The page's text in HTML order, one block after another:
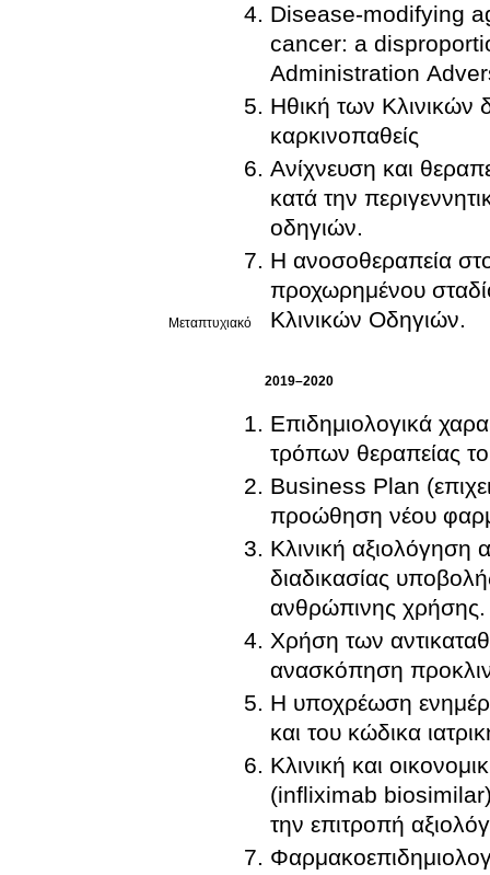
Μεταπτυχιακό
Disease-modifying
cancer: a
Administration
Ηθική των Κλινικών
καρκινοπαθείς
Ανίχνευση και
κατά την
οδηγιών.
Η ανοσοθεραπεία
προχωρημένου σταδίου: Σύγκριση των Διεθνών
Κλινικών Οδηγιών.
2019–2020
Επιδημιολογικά
τρόπων θεραπείας
Business Plan
προώθηση νέου
Κλινική
διαδικασίας
ανθρώπινης χρήσης.
Χρήση των
ανασκόπηση
Η υποχρέωση
και του κώδικα
Κλινική και
(infliximab biosimilar)
την επιτροπή